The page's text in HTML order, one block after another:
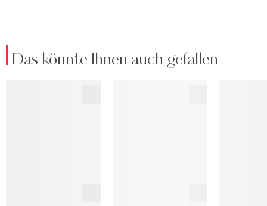
Das könnte Ihnen auch gefallen